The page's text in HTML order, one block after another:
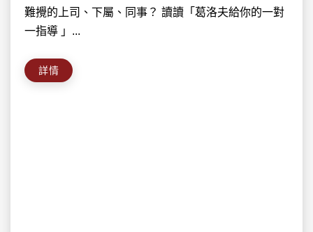
難攪的上司、下屬、同事？ 讀讀「葛洛夫給你的一對
一指導 」...
詳情